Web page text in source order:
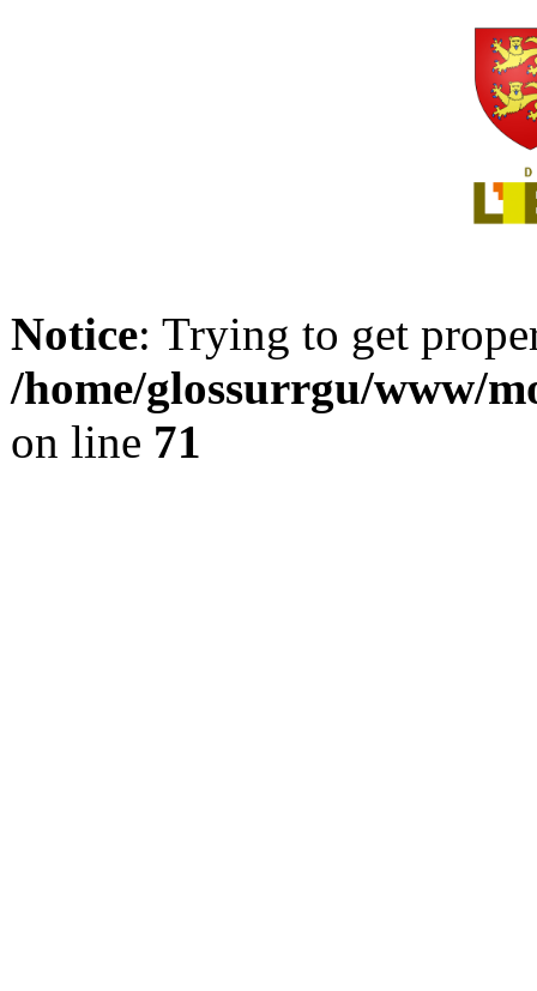
Notice: Trying to get
/home/glossurrgu/www/
on line 71